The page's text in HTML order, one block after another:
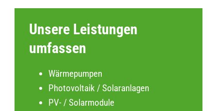
Unsere Leistungen
umfassen
Wärmepumpen
Photovoltaik / Solaranlagen
PV- / Solarmodule